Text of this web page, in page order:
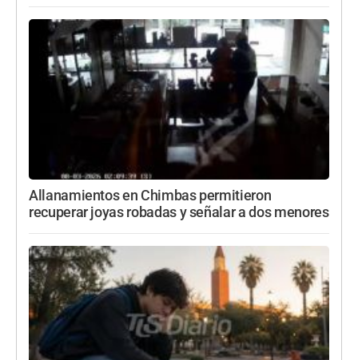
Allanamientos en Chimbas permitieron
recuperar joyas robadas y señalar a dos menores